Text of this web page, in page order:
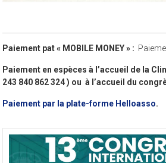
Paiement pat « MOBILE MONEY » :
Paiement en espèces à l’accueil de la
243 840 862 324 ) ou à l’accueil du
Paiement par la plate-forme Helloasso.